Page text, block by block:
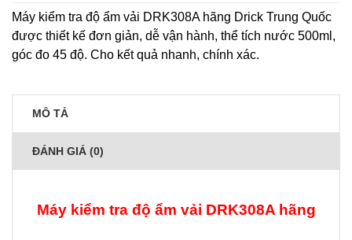
Máy kiểm tra độ ẩm vải DRK308A hãng Drick Trung Quốc
được thiết kế đơn giản, dễ vận hành, thể tích nước 500ml,
góc đo 45 độ. Cho kết quả nhanh, chính xác.
MÔ TẢ
ĐÁNH GIÁ (0)
Máy kiểm tra độ ẩm vải DRK308A hãng